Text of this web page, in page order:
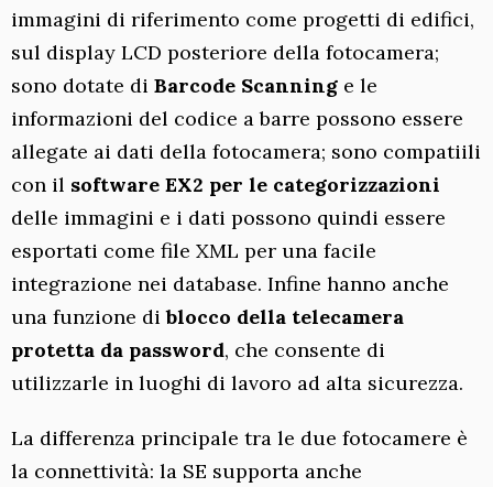
immagini di riferimento come progetti di edifici,
sul display LCD posteriore della fotocamera;
sono dotate di Barcode Scanning e le
informazioni del codice a barre possono essere
allegate ai dati della fotocamera; sono compatiili
con il software EX2 per le categorizzazioni
delle immagini e i dati possono quindi essere
esportati come file XML per una facile
integrazione nei database. Infine hanno anche
una funzione diblocco della telecamera
protetta da password, che consente di
utilizzarle in luoghi di lavoro ad alta sicurezza.
La differenza principale tra le due fotocamere è
la connettività: la SE supporta anche